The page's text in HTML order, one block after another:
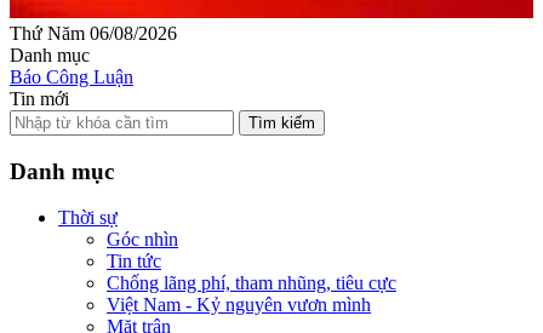
Thứ Năm 06/08/2026
Danh mục
Báo Công Luận
Tin mới
Tìm kiếm
Danh mục
Thời sự
Góc nhìn
Tin tức
Chống lãng phí, tham nhũng, tiêu cực
Việt Nam - Kỷ nguyên vươn mình
Mặt trận